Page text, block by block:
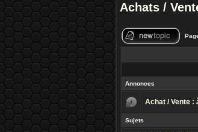
Achats /
Annonces
Achat / Vente :
Sujets